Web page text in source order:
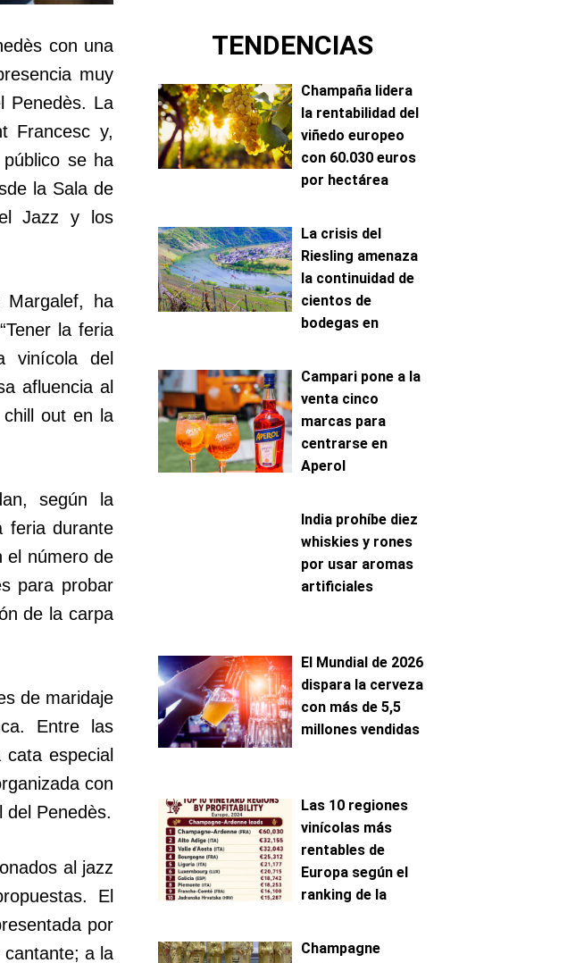
con una
muy
Penedès. La
Francesc y,
se ha
la Sala de
Jazz y los
Margalef, ha
la feria
vinícola del
afluencia al
out en la
según la
feria durante
el número de
para probar
de la carpa
de maridaje
Entre las
especial
con
del Penedès.
al jazz
El
por
cantante; a la
TENDENCIAS
Champaña lidera
la rentabilidad del
viñedo europeo
con 60.030 euros
por hectárea
La crisis del
Riesling amenaza
la continuidad de
cientos de
bodegas en
Campari pone a la
venta cinco
marcas para
centrarse en
Aperol
India prohíbe diez
whiskies y rones
por usar aromas
artificiales
El Mundial de 2026
dispara la cerveza
con más de 5,5
millones vendidas
Las 10 regiones
vinícolas más
rentables de
Europa según el
ranking de la
Champagne